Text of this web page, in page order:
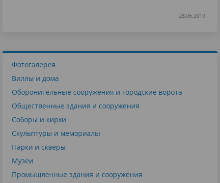
28.06.2019
Фотогалерея
Виллы и дома
Оборонительные сооружения и городские ворота
Общественные здания и сооружения
Соборы и кирхи
Скульптуры и мемориалы
Парки и скверы
Музеи
Промышленные здания и сооружения